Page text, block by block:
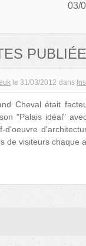
03/
le 31/03/2012 dans
Cheval était
"Palais idéal"
d'oeuvre
de visiteurs chaque